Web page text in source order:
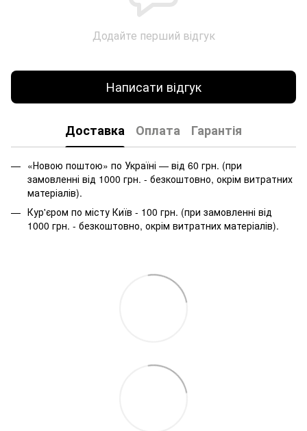
Додайте перший відгук
Написати відгук
Доставка Оплата Гарантія
«Новою поштою» по Україні — від 60 грн. (при
замовленні від 1000 грн. - безкоштовно, окрім витратних
матеріалів).
Кур'єром по місту Київ - 100 грн. (при замовленні від
1000 грн. - безкоштовно, окрім витратних матеріалів).